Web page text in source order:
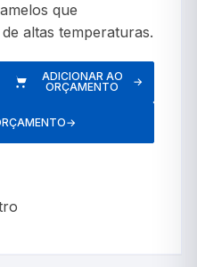
que
altas temperaturas.
ADICIONAR AO
ORÇAMENTO
→
→